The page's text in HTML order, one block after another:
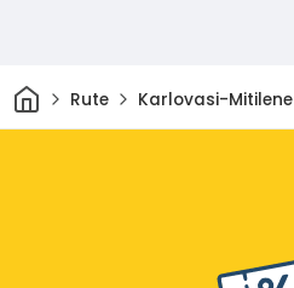
AcasăRute Karlovasi-Mitilene